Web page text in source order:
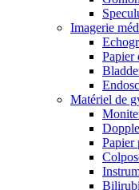
Imagerie
Papier
Matériel de
Papier